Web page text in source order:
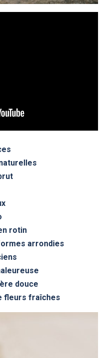
rotin
arrondies
douce
fleurs fraîches